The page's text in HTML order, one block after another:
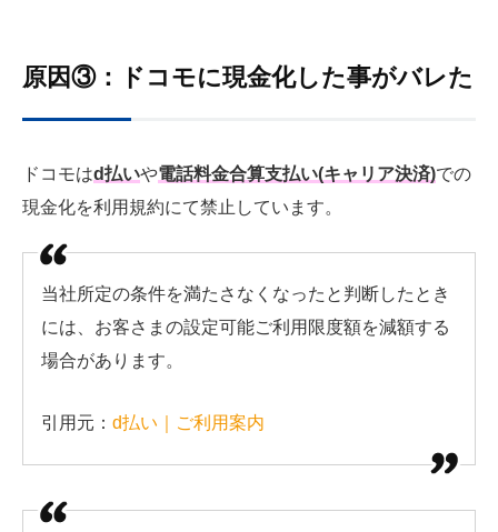
原因③：ドコモに現金化した事がバレた
ドコモはd払いや電話料金合算支払い(キャリア決済)での
現金化を利用規約にて禁止しています。
当社所定の条件を満たさなくなったと判断したとき
には、お客さまの設定可能ご利用限度額を減額する
場合があります。
引用元： d払い｜ご利用案内